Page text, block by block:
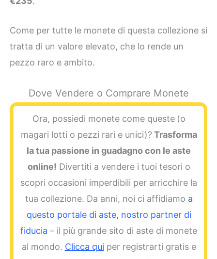
Come per tutte le monete di questa collezione si
tratta di un valore elevato, che lo rende un
pezzo raro e ambito.
Dove Vendere o Comprare Monete
Ora, possiedi monete come queste (o
magari lotti o pezzi rari e unici)? Trasforma
la tua passione in guadagno con le aste
online! Divertiti a vendere i tuoi tesori o
scopri occasioni imperdibili per arricchire la
tua collezione. Da anni, noi ci affidiamo a
questo portale di aste, nostro partner di
fiducia – il più grande sito di aste di monete
al mondo. Clicca qui per registrarti gratis e